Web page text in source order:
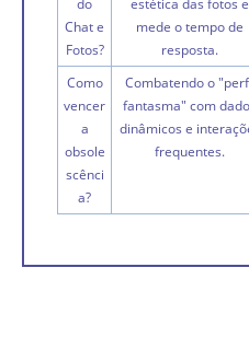
Chat e
Fotos?
mede o tempo de
resposta.
Como
vencer
a
obsole
scênci
a?
Combatendo o
fantasma" com
dinâmicos e
frequentes.